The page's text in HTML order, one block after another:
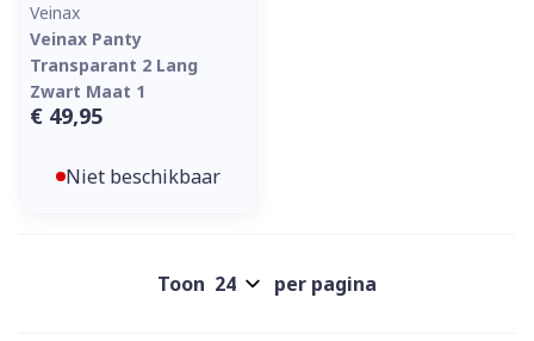
Veinax
Veinax Panty
Transparant 2 Lang
Zwart Maat 1
€ 49,95
Niet beschikbaar
Toon per pagina